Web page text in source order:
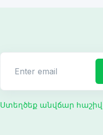
Ստեղծեք անվճար հաշիվ